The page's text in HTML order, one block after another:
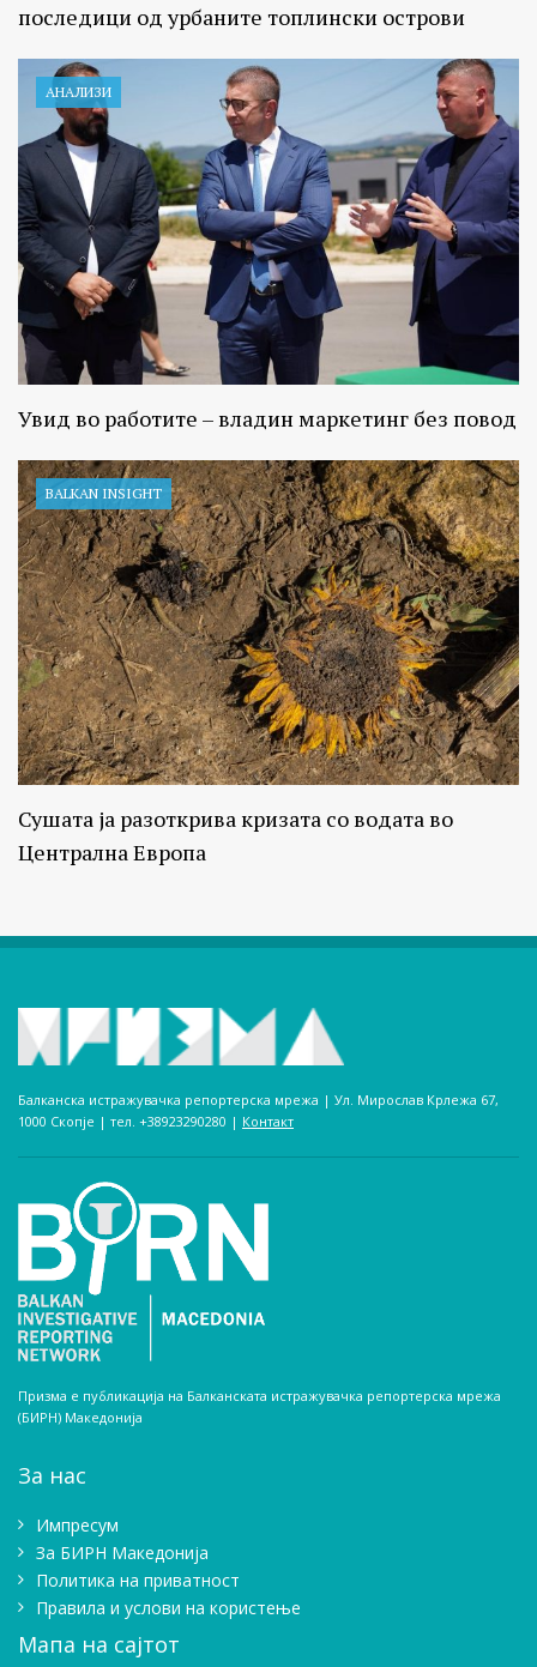
последици од урбаните топлински острови
АНАЛИЗИ
Увид во работите – владин маркетинг без повод
BALKAN INSIGHT
Сушата ја разоткрива кризата со водата во
Централна Европа
Балканска истражувачка репортерска мрежа | Ул. Мирослав Крлежа 67,
1000 Скопје | тел. +38923290280­ | Контакт
Призма е публикација на Балканската истражувачка репортерска мрежа
(БИРН) Македонија
За нас
Импресум
Зa БИРН Македонија
Политика на приватност
Правила и услови на користење
Мапа на сајтот